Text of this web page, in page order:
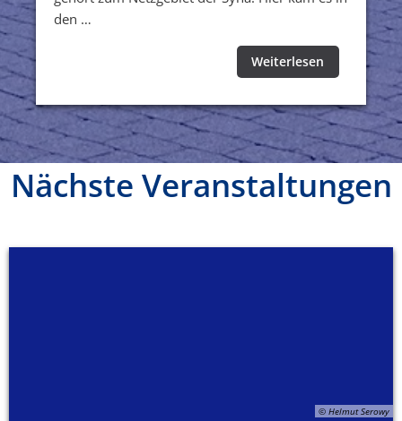
den …
Weiterlesen
Nächste Veranstaltungen
© Helmut Serowy